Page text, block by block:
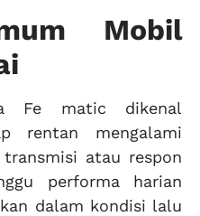
Mobil
Fe matic dikenal
rentan mengalami
atau respon
performa harian
dalam kondisi lalu